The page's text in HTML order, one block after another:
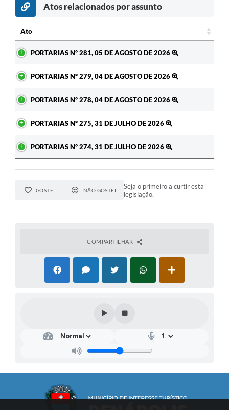
Atos relacionados por assunto
Ato
PORTARIAS Nº 281, 05 DE AGOSTO DE 2026
PORTARIAS Nº 279, 04 DE AGOSTO DE 2026
PORTARIAS Nº 278, 04 DE AGOSTO DE 2026
PORTARIAS Nº 275, 31 DE JULHO DE 2026
PORTARIAS Nº 274, 31 DE JULHO DE 2026
GOSTEI NÃO GOSTEI
Seja o primeiro a curtir esta
legislação.
COMPARTILHAR